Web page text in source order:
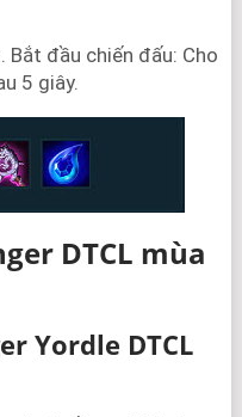
Bắt đầu chiến đấu: Cho
5 giây.
DTCL mùa
Yordle DTCL